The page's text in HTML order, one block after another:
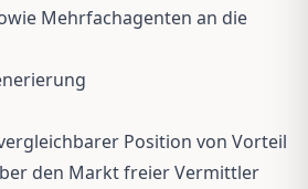
Mehrfachagenten an die
Position von Vorteil
den Markt freier Vermittler